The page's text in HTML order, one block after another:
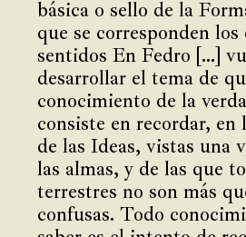
básica o sello de la
que se corresponden
sentidos En Fedro […]
desarrollar el tema de
conocimiento de la
consiste en recordar, en
de las Ideas, vistas una
las almas, y de las que
terrestres no son más
confusas. Todo